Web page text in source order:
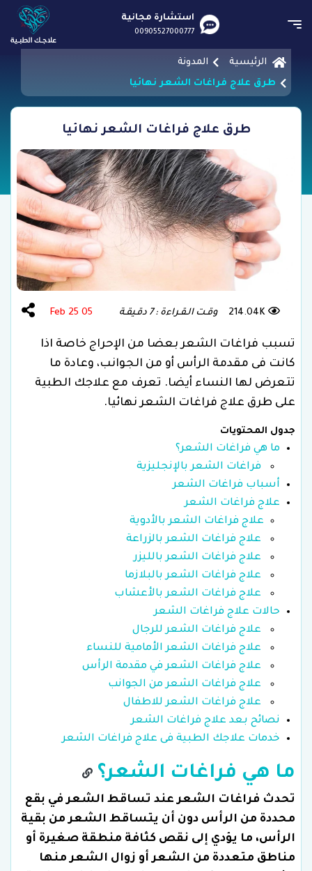
استشارة مجانية
00905527000777
الرئيسية
المدونة
طرق علاج فراغات الشعر نهائيا
طرق علاج فراغات الشعر نهائيا
214.04K وقـت الـقـراءة : 7 دقـيقـة 05 Feb 25
تسبب فراغات الشعر بعضا من الإحراج خاصة اذا
كانت فى مقدمة الرأس أو من الجوانب، وعادة ما
تتعرض لها النساء أيضا. تعرف مع علاجك الطبية
على طرق علاج فراغات الشعر نهائيا.
جدول المحتويات
ما هي فراغات الشعر؟
فراغات الشعر بالإنجليزية
أسباب فراغات الشعر
علاج فراغات الشعر
علاج فراغات الشعر بالأدوية
علاج فراغات الشعر بالزراعة
علاج فراغات الشعر بالليزر
علاج فراغات الشعر بالبلازما
علاج فراغات الشعر بالأعشاب
حالات علاج فراغات الشعر
علاج فراغات الشعر للرجال
علاج فراغات الشعر الأمامية للنساء
علاج فراغات الشعر في مقدمة الرأس
علاج فراغات الشعر من الجوانب
علاج فراغات الشعر للاطفال
نصائح بعد علاج فراغات الشعر
خدمات علاجك الطبية فى علاج فراغات الشعر
ما هي فراغات الشعر؟
تحدث فراغات الشعر عند تساقط الشعر في بقع
محددة من الرأس دون أن يتساقط الشعر من بقية
الرأس، ما يؤدي إلى نقص كثافة منطقة صغيرة أو
مناطق متعددة من الشعر أو زوال الشعر منها